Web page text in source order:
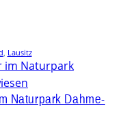
, Lausitz
Naturpark Dahme-